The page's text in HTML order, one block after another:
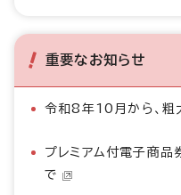
重要なお知らせ
令和8年10月から、粗
プレミアム付電子商品
で